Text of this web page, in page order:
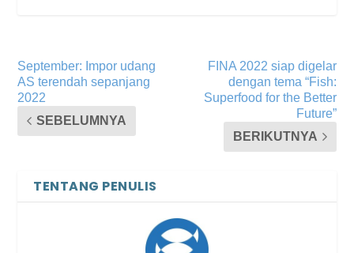
September: Impor udang
AS terendah sepanjang
2022
SEBELUMNYA
FINA 2022 siap digelar
dengan tema “Fish:
Superfood for the Better
Future”
BERIKUTNYA
TENTANG PENULIS